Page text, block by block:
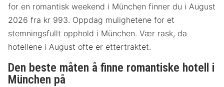
for en romantisk weekend i München finner du i August
2026 fra kr 993. Oppdag mulighetene for et
stemningsfullt opphold i München. Vær rask, da
hotellene i August ofte er ettertraktet.
Den beste måten å finne romantiske hotell i
München på